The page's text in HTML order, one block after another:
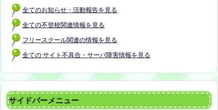
全てのお知らせ・活動報告を見る
全ての不登校関連情報を見る
フリースクール関連の情報を見る
全ての サイト不具合・サーバ障害情報を見る
サイドバーメニュー